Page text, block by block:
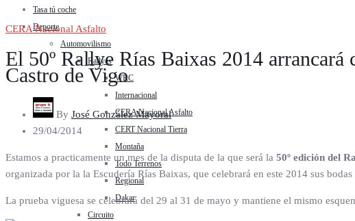
Tasa tú coche
Deporte
Automovilismo
Rallyes
WRC
Internacional
CERA Nacional Asfalto
CERT Nacional Tierra
Montaña
Todo Terrenos
Regional
Dakar
Circuito
CERA Nacional Asfalto
El 50º Rallye Rías Baixas 2014
Castro de Vigo
By José González Mayoral
29/04/2014
Estamos a practicamente un mes de la disputa de la que será la 50º edición del
organizada por la la Escudería Rías Baixas, que celebrará en este 2014 sus
La prueba viguesa se celebrará del 29 al 31 de mayo y mantiene el mismo